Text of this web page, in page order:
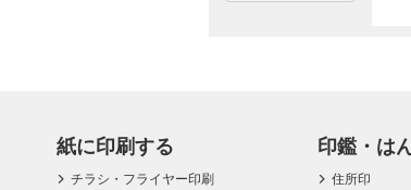
紙に印刷する
チラシ・フライヤー印刷
印鑑・は
住所印